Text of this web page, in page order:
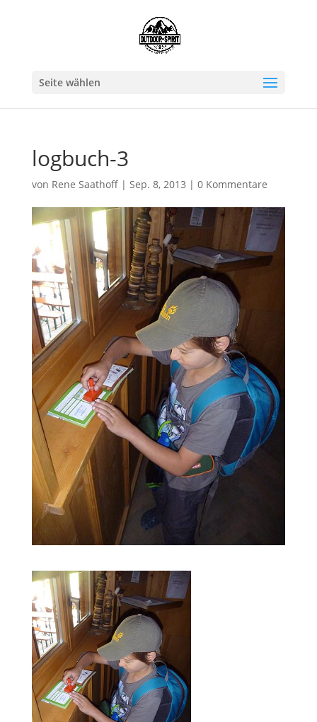
Seite wählen
logbuch-3
von Rene Saathoff| Sep. 8, 2013 | 0 Kommentare